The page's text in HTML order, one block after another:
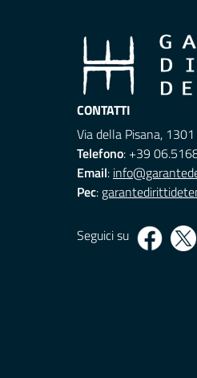
CONTATTI
Via della Pisana,
Telefono: +39
Email:
Pec:
Seguici su